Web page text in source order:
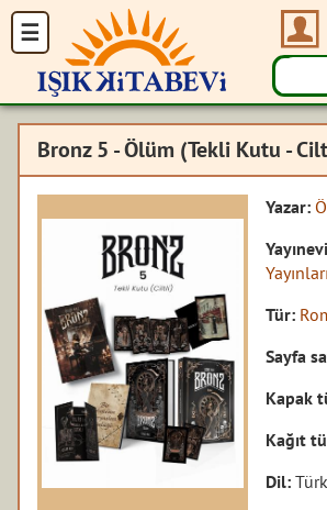
Bronz 5 - Ölüm (Tekli Kutu -
Yazar:
Yayınları
Tür:
Sayfa
Kapak
Kağıt
Dil: